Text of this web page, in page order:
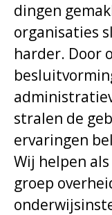
dingen
organisaties
harder. Door
stralen de
ervaringen
Wij helpen
groep